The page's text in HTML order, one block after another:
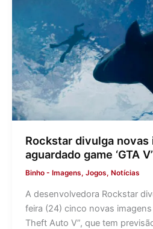
Rockstar divulga novas
aguardado game ‘GTA V’
Binho - Imagens, Jogos, Notícias
A desenvolvedora Rockstar
feira (24) cinco novas
Theft Auto V”, que tem